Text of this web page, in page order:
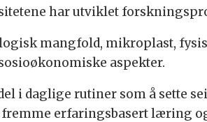
har utviklet
mangfold, mikroplast,
aspekter.
i daglige rutiner som å sette
erfaringsbasert læring